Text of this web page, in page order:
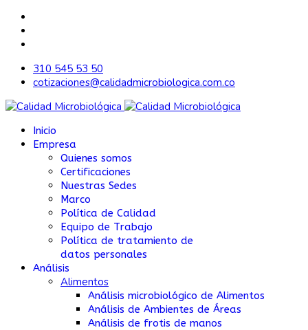
310 545 53 50
cotizaciones@calidadmicrobiologica.com.co
Inicio
Empresa
Quienes somos
Certificaciones
Nuestras Sedes
Marco
Política de Calidad
Equipo de Trabajo
Política de tratamiento de
datos personales
Análisis
Alimentos
Análisis microbiológico de Alimentos
Análisis de Ambientes de Áreas
Análisis de frotis de manos